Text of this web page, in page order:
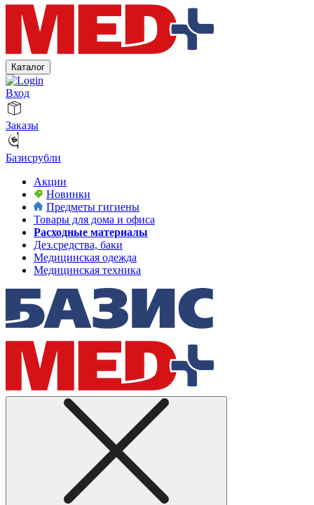
Каталог
Вход
Заказы
Базисрубли
Акции
Новинки
Предметы гигиены
Товары для дома и офиса
Расходные материалы
Дез.средства, баки
Медицинская одежда
Медицинская техника